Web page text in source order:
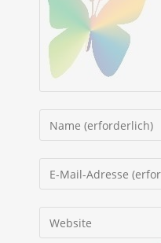
deinen
Namen
oder
Kommentieren
deine
E-
Mail-
deine